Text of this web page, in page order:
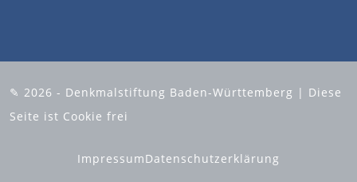
✎ 2026 - Denkmalstiftung Baden-Württemberg | Diese
Seite ist Cookie frei
ImpressumDatenschutzerklärung